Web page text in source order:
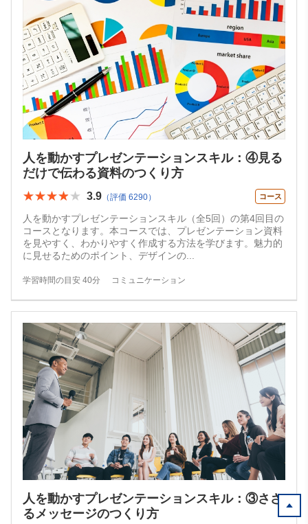
人を動かすプレゼンテーションスキル：④見る
だけで伝わる資料のつくり方
★★★★★
★★★★★ 3.9 （評価 6290） コース
人を動かすプレゼンテーションスキル（全5回）の第4回目の
コースとなります。本コースでは、プレゼンテーション資料
を見やすく、わかりやすく作成する方法を学びます。魅力的
に見せるためのポイント、デザインの...
学習時間の目安 40分 コミュニケーション
人を動かすプレゼンテーションスキル：③ささ
るメッセージのつくり方